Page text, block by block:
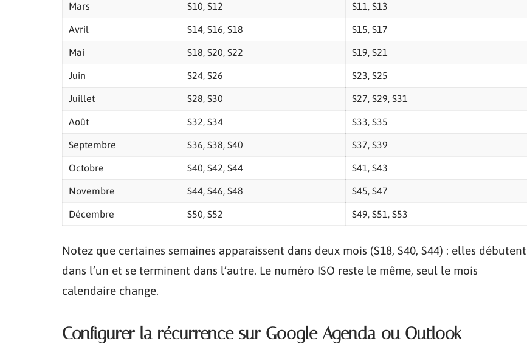
Mars S10, S12 S11, S13
Avril S14, S16, S18 S15, S17
Mai S18, S20, S22 S19, S21
Juin S24, S26 S23, S25
Juillet S28, S30 S27, S29, S31
Août S32, S34 S33, S35
Septembre S36, S38, S40 S37, S39
Octobre S40, S42, S44 S41, S43
Novembre S44, S46, S48 S45, S47
Décembre S50, S52 S49, S51, S53
Notez que certaines semaines apparaissent dans deux mois (S18, S40, S44) : elles débutent
dans l’un et se terminent dans l’autre. Le numéro ISO reste le même, seul le mois
calendaire change.
Configurer la récurrence sur Google Agenda ou Outlook